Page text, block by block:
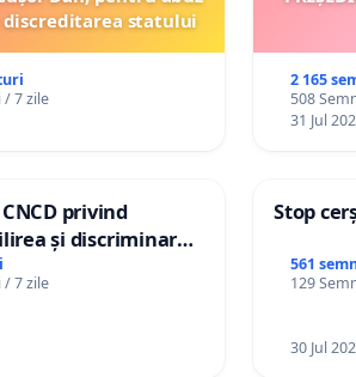
statului
7 zile
2 165
508
31 Jul
privind
și discriminarea
dizabilități de
TikTok „Gorici”
/ 7 zile
Stop
561
129
30 Jul